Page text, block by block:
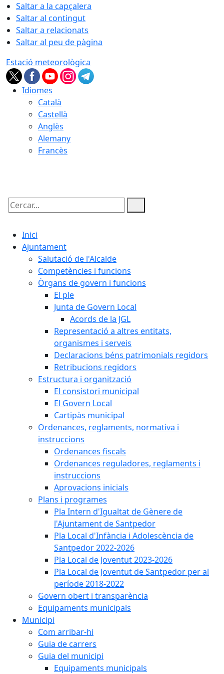
Saltar a la capçalera
Saltar al contingut
Saltar a relacionats
Saltar al peu de pàgina
Estació meteorològica
Idiomes
Català
Castellà
Anglès
Alemany
Francès
Cercar:
Inici
Ajuntament
Salutació de l'Alcalde
Competències i funcions
Òrgans de govern i funcions
El ple
Junta de Govern Local
Acords de la JGL
Representació a altres entitats,
organismes i serveis
Declaracions béns patrimonials regidors
Retribucions regidors
Estructura i organització
El consistori municipal
El Govern Local
Cartipàs municipal
Ordenances, reglaments, normativa i
instruccions
Ordenances fiscals
Ordenances reguladores, reglaments i
instruccions
Aprovacions inicials
Plans i programes
Pla Intern d'Igualtat de Gènere de
l'Ajuntament de Santpedor
Pla Local d'Infància i Adolescència de
Santpedor 2022-2026
Pla Local de Joventut 2023-2026
Pla Local de Joventut de Santpedor per al
període 2018-2022
Govern obert i transparència
Equipaments municipals
Municipi
Com arribar-hi
Guia de carrers
Guia del municipi
Equipaments municipals